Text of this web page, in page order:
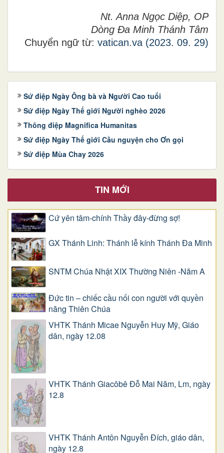
Nt. Anna Ngọc Diệp, OP
Dòng Đa Minh Thánh Tâm
Chuyển ngữ từ: vatican.va (2023. 09. 29)
Sứ điệp Ngày Ông bà và Người Cao tuổi
Sứ điệp Ngày Thế giới Người nghèo 2026
Thông điệp Magnifica Humanitas
Sứ điệp Ngày Thế giới Cầu nguyện cho Ơn gọi
Sứ điệp Mùa Chay 2026
TIN MỚI
Cứ yên tâm-chính Thầy đây-đừng sợ!
GX Thánh Linh: Thánh lễ kính Thánh Đa Minh
SNTM Chúa Nhật XIX Thường Niên -Năm A
Đức tin – chiếc cầu nối con người với quyền
năng Thiên Chúa
VHTK Thánh Micae Nguyễn Huy Mỹ, Giáo
dân, ngày 12.08
VHTK Thánh Giacôbê Ðỗ Mai Năm, Lm, ngày
12.8
VHTK Thánh Antôn Nguyễn Ðích, giáo dân,
ngày 12.8